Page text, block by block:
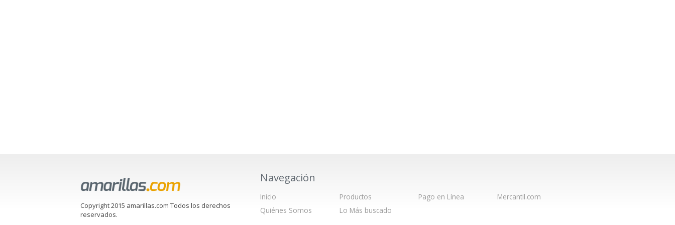
Copyright 2015 amarillas.com Todos los derechos
reservados.
Navegación
Inicio
Quiénes Somos
Productos
Lo Más buscado
Pago en Línea Mercantil.com